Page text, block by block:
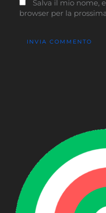
Salva il mio nome,
browser per la